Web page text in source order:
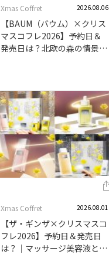
Xmas Coffret 2026.08.06
【BAUM（バウム）×クリス
マスコフレ2026】予約日＆
発売日は？北欧の森の情景を
Xmas Coffret 2026.08.01
【ザ・ギンザ×クリスマスコ
フレ2026】予約日＆発売日
は？｜マッサージ美容液とボ